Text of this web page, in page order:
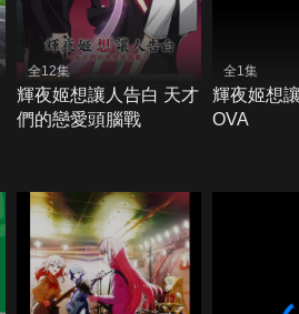
全12集
輝夜姬想讓人告白 天才
們的戀愛頭腦戰
全1集
輝夜姬想
OVA